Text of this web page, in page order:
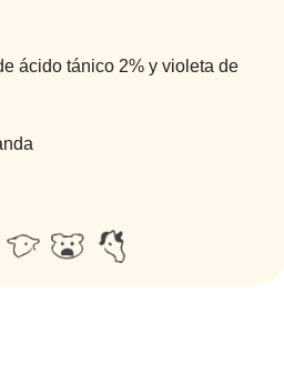
ácido tánico 2% y violeta de